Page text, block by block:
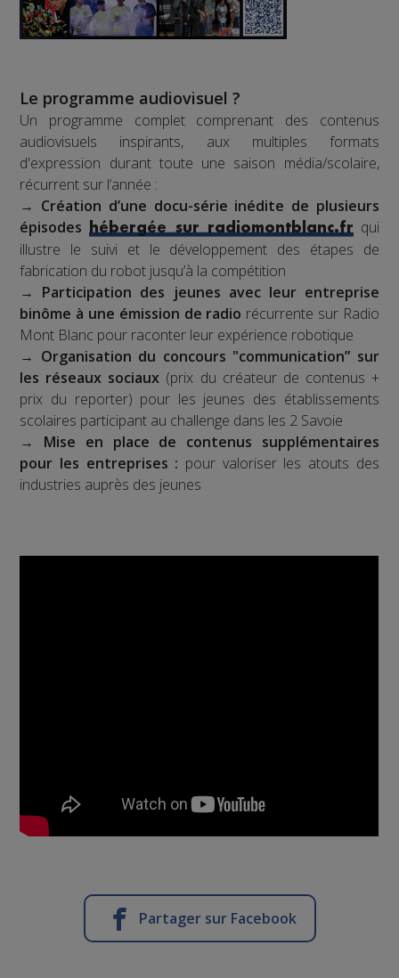
Le programme audiovisuel ?
Un programme complet comprenant des contenus
audiovisuels inspirants, aux multiples formats
d'expression durant toute une saison média/scolaire,
récurrent sur l’année :
→ Création d’une docu-série inédite de plusieurs
épisodes
hébergée sur radiomontblanc.frqui
illustre le suivi et le développement des étapes de
fabrication du robot jusqu’à la compétition
→ Participation des jeunes avec leur entreprise
binôme à une émission de radio récurrente sur Radio
Mont Blanc pour raconter leur expérience robotique
→ Organisation du concours "communication” sur
les réseaux sociaux (prix du créateur de contenus +
prix du reporter) pour les jeunes des établissements
scolaires participant au challenge dans les 2 Savoie
→ Mise en place de contenus supplémentaires
pour les entreprises : pour valoriser les atouts des
industries auprès des jeunes
Partager sur Facebook